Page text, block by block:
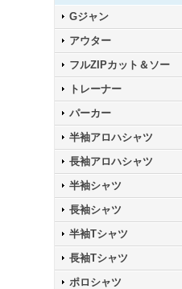
Gジャン
アウター
フルZIPカット＆ソー
トレーナー
パーカー
半袖アロハシャツ
長袖アロハシャツ
半袖シャツ
長袖シャツ
半袖Tシャツ
長袖Tシャツ
ポロシャツ